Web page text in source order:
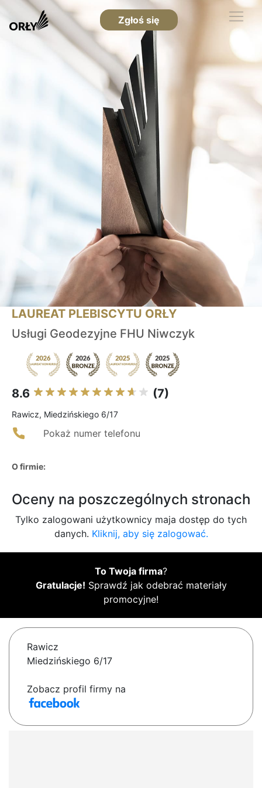
Zgłoś się
LAUREAT PLEBISCYTU ORŁY
Usługi Geodezyjne FHU Niwczyk
8.6 (7)
Rawicz, Miedzińskiego 6/17
Pokaż numer telefonu
O firmie:
Oceny na poszczególnych stronach
Tylko zalogowani użytkownicy maja dostęp do tych
danych. Kliknij, aby się zalogować.
To Twoja firma?
Gratulacje! Sprawdź jak odebrać materiały
promocyjne!
Rawicz
Miedzińskiego 6/17
Zobacz profil firmy na